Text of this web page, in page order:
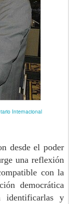
Internacional
desde el poder
una reflexión
con la
democrática
identificarlas y